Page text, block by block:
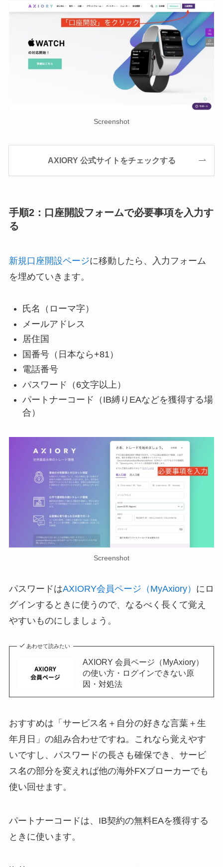
Screenshot
AXIORY 公式サイトをチェックする
手順2：口座開設フォームで必要事項を入力す
る
新規口座開設ページに移動したら、入力フォーム
を埋めていきます。
氏名（ローマ字）
メールアドレス
居住国
国番号（日本なら+81）
電話番号
パスワード（6文字以上）
パートナーコード（IB縛りEAなどを獲得する場
合）
Screenshot
パスワードはAXIORY会員ページ（MyAxiory） にロ
グインするときに使うので、なるべく長くて覚え
やすいものにしましょう。
あわせて読みたい
AXIORY 会員ページ（MyAxiory）
の使い方・ログインできない原
因・対処法
おすすめは「サービス名＋自分の好きな言葉＋生
年月日」の組み合わせですね。これなら覚えやす
いですし、パスワードの長さも確保でき、サービ
ス名の部分を変えれば他の海外FXブローカーでも
使い回せます。
パートナーコードは、IB契約の無料EAを獲得する
ときに使います。